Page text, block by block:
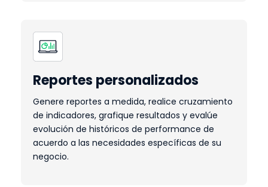
Reportes personalizados
Genere reportes a medida, realice cruzamiento
de indicadores, grafique resultados y evalúe
evolución de históricos de performance de
acuerdo a las necesidades específicas de su
negocio.